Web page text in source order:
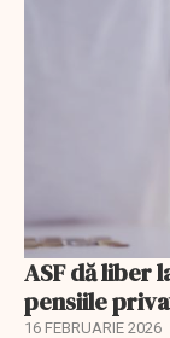
ASF dă liber
pensiile
16 FEBRUARIE 2026